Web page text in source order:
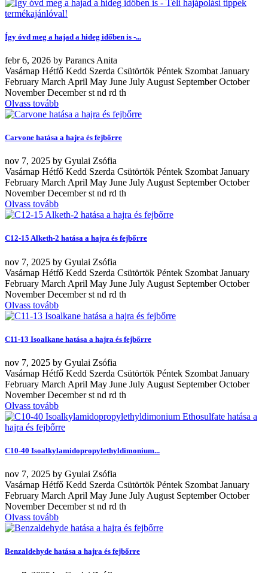
Így óvd meg a hajad a hideg időben is -...
febr6, 2026 by Parancs Anita
Vasárnap Hétfő Kedd Szerda Csütörtök Péntek Szombat January
February March April May June July August September October
November December st nd rd th
Olvass tovább
Carvone hatása a hajra és fejbőrre
nov 7, 2025 by Gyulai Zsófia
Vasárnap Hétfő Kedd Szerda Csütörtök Péntek Szombat January
February March April May June July August September October
November December st nd rd th
Olvass tovább
C12-15 Alketh-2 hatása a hajra és fejbőrre
nov 7, 2025 by Gyulai Zsófia
Vasárnap Hétfő Kedd Szerda Csütörtök Péntek Szombat January
February March April May June July August September October
November December st nd rd th
Olvass tovább
C11-13 Isoalkane hatása a hajra és fejbőrre
nov 7, 2025 by Gyulai Zsófia
Vasárnap Hétfő Kedd Szerda Csütörtök Péntek Szombat January
February March April May June July August September October
November December st nd rd th
Olvass tovább
C10-40 Isoalkylamidopropylethyldimonium...
nov 7, 2025 by Gyulai Zsófia
Vasárnap Hétfő Kedd Szerda Csütörtök Péntek Szombat January
February March April May June July August September October
November December st nd rd th
Olvass tovább
Benzaldehyde hatása a hajra és fejbőrre